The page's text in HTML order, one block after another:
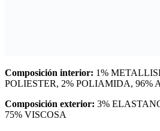
Composición interior: 1%
POLIESTER, 2% POLIAMIDA, 96%
Composición exterior: 3%
75% VISCOSA